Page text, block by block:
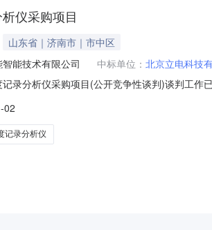
仪采购项目
山东省｜济南市｜市中区
能技术有限公司 中标单位： 北京立电科技
录分析仪采购项目(公开竞争性谈判)谈判工作
02
记录分析仪